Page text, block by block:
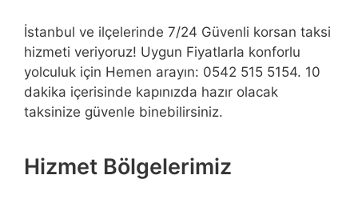
İstanbul ve ilçelerinde 7/24 Güvenli korsan taksi
hizmeti veriyoruz! Uygun Fiyatlarla konforlu
yolculuk için Hemen arayın: 0542 515 5154. 10
dakika içerisinde kapınızda hazır olacak
taksinize güvenle binebilirsiniz.
Hizmet Bölgelerimiz